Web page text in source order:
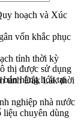
hoạch và Xúc
vốn khắc phục
tỉnh thời kỳ
tỉnh Đắk Lắk thời
nghiệp nhà nước
liệu chuyên dùng
thị được sử dụng
hàng hóa tại